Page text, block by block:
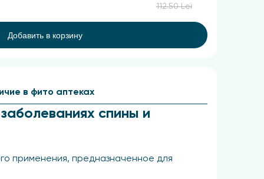
112.50 Lei
Добавить в корзину
спины и
применения, предназначенное для
в фито аптеках